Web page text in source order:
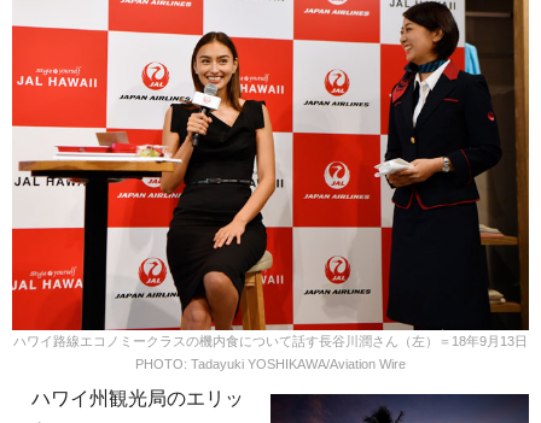
ハワイ路線エコノミークラスの機内食について話す長谷川潤さん（左）＝18年9月13日
PHOTO: Tadayuki YOSHIKAWA/Aviation Wire
ハワイ州観光局のエリッ